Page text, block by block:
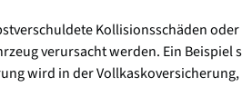
Kollisionsschäden
verursacht werden. Ein
wird in der